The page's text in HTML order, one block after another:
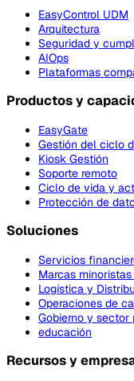
EasyControl UDM
Arquitectura
Seguridad y
AIOps
Plataformas
Productos y
EasyGate
Gestión del ciclo
Kiosk Gestión
Soporte remoto
Ciclo de vida y
Protección de
Soluciones
Servicios
Marcas
Logística y
Operaciones de
Gobierno y sector
educación
Recursos y